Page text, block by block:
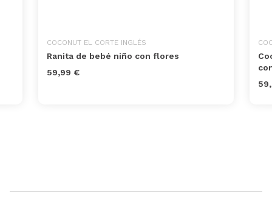
COCONUT EL CORTE INGLÉS
Ranita de bebé niño con flores
59,99 €